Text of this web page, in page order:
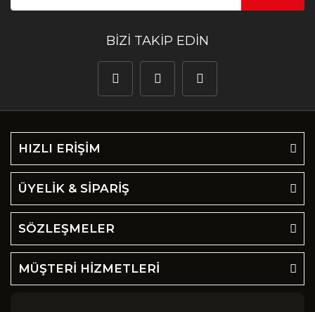
BİZİ TAKİP EDİN
HIZLI ERİŞİM
ÜYELİK & SİPARİŞ
SÖZLEŞMELER
MÜŞTERİ HİZMETLERİ